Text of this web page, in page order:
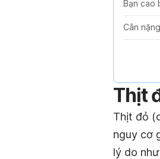
Bạn cao
Cân
Thịt
Thịt đỏ
nguy cơ
lý do như